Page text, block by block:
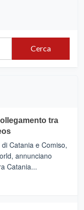
Cerca
tra
Catania e Comiso,
annunciano
Catania...